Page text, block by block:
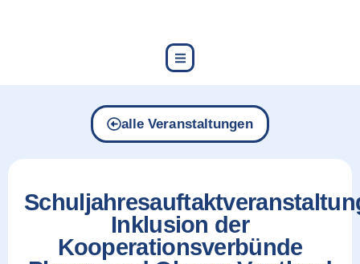
alle Veranstaltungen
Inklusion der
Kooperationsverbünde